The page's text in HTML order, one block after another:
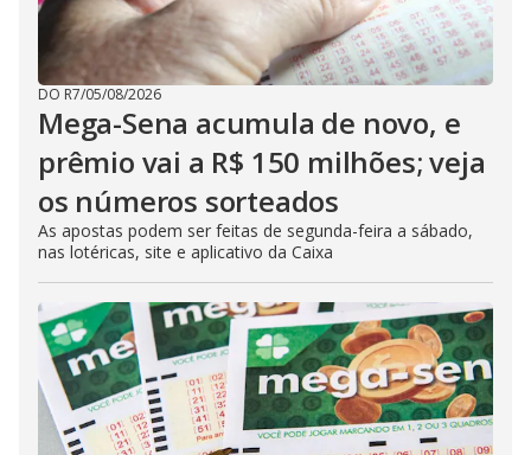
DO R7/05/08/2026
Mega-Sena acumula de novo, e
prêmio vai a R$ 150 milhões; veja
os números sorteados
As apostas podem ser feitas de segunda-feira a sábado,
nas lotéricas, site e aplicativo da Caixa